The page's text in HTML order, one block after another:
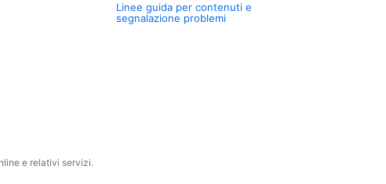
Linee guida per contenuti e
segnalazione problemi
e relativi servizi.